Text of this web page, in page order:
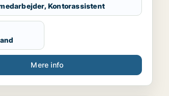
Kontorassistent
Mere info